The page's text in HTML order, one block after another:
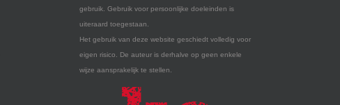
gebruik. Gebruik voor persoonlijke doeleinden is
uiteraard toegestaan.
Het gebruik van deze website geschiedt volledig voor
eigen risico. De auteur is derhalve op geen enkele
wijze aansprakelijk te stellen.